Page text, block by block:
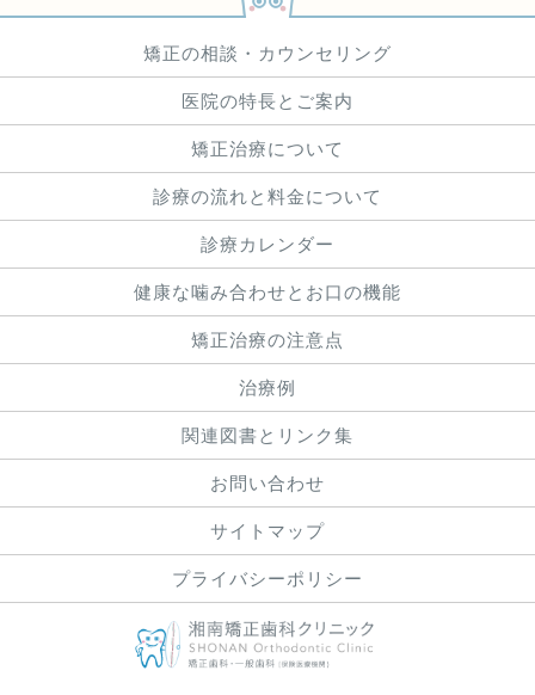
矯正の相談・カウンセリング
医院の特長とご案内
矯正治療について
診療の流れと料金について
診療カレンダー
健康な噛み合わせとお口の機能
矯正治療の注意点
治療例
関連図書とリンク集
お問い合わせ
サイトマップ
プライバシーポリシー